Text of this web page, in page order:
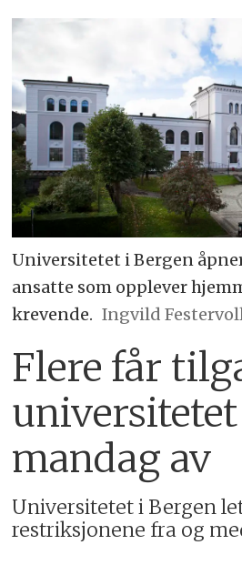
Universitetet i Bergen
ansatte som opplever
krevende. Ingvild
Flere får
mandag av
Universitetet i Bergen
restriksjonene fra og